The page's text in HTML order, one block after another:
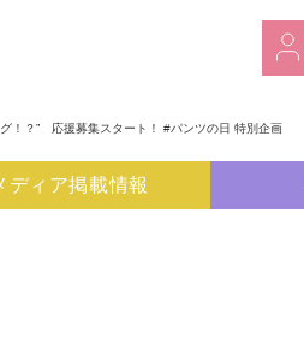
！？” 応援募集スタート！ #パンツの日 特別企画
ディア掲載情報